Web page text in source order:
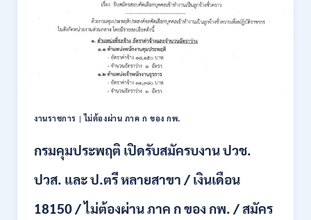
ชาติ
(สคทช.)
เปิด
รับ
สมัคร
บุคคล
เพื่อ
พนักงาน
หลาย
ตำแหน่ง
ป.ตรี
ทุก
สาขา
งานราชการ |ไม่ต้องผ่าน ภาค ก ของ กพ.
กรมคุมประพฤติ เปิดรับสมัครบงาน ปวช.
ปวส. และ ป.ตรี หลายสาขา / เงินเดือน
18150 / ไม่ต้องผ่าน ภาค ก ของ กพ. / สมัคร